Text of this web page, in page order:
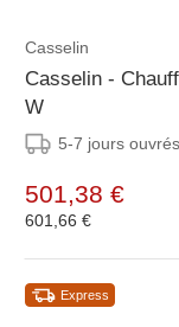
Casselin
Casselin -
W
5-7 jours ouvrés
501,38 €
601,66 €
Express